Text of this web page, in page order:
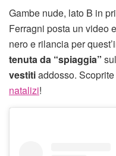
Gambe nude, lato B in
Ferragni posta un video
nero e rilancia per
tenuta da “spiaggia”
vestitiaddosso.
natalizi!